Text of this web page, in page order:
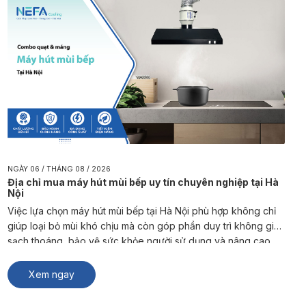
NGÀY 06 / THÁNG 08 / 2026
Địa chỉ mua máy hút mùi bếp uy tín chuyên nghiệp tại Hà
Nội
Việc lựa chọn máy hút mùi bếp tại Hà Nội phù hợp không chỉ
giúp loại bỏ mùi khó chịu mà còn góp phần duy trì không gian
sạch thoáng, bảo vệ sức khỏe người sử dụng và nâng cao
chuyên sản xuất và […]
Xem ngay